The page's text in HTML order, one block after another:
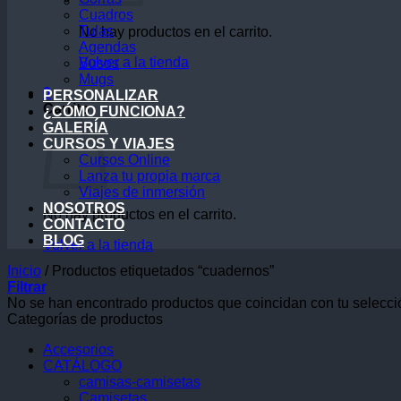
No hay productos en el carrito.
Volver a la tienda
0
Carrito
No hay productos en el carrito.
Volver a la tienda
Cuadros
Tulas
Agendas
Busos
Mugs
PERSONALIZAR
¿CÓMO FUNCIONA?
GALERÍA
CURSOS Y VIAJES
Cursos Online
Lanza tu propia marca
Viajes de inmersión
NOSOTROS
CONTACTO
BLOG
Inicio / Productos etiquetados “cuadernos”
Filtrar
No se han encontrado productos que coincidan con tu
Categorías de productos
Accesorios
CATÁLOGO
camisas-camisetas
Camisetas